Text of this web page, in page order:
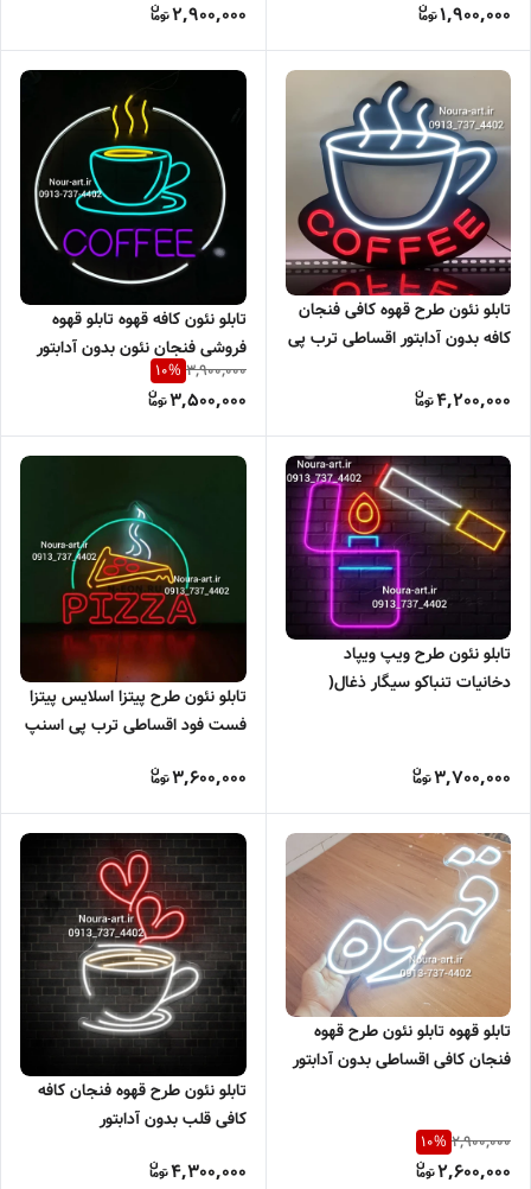
1,900,000
2,900,000
تابلو نئون طرح قهوه کافی فنجان
کافه بدون آدابتور اقساطی ترب پی
4,200,000
تابلو نئون کافه قهوه تابلو قهوه
فروشی فنجان نئون بدون آدابتور
3,900,000
10%
3,500,000
تابلو نئون طرح ویپ ویپاد
دخانیات تنباکو سیگار ذغال(
3,700,000
تابلو نئون طرح پیتزا اسلایس پیتزا
فست فود اقساطی ترب پی اسنپ
3,600,000
تابلو قهوه تابلو نئون طرح قهوه
فنجان کافی اقساطی بدون آدابتور
2,900,000
10%
2,600,000
تابلو نئون طرح قهوه فنجان کافه
کافی قلب بدون آدابتور
4,300,000